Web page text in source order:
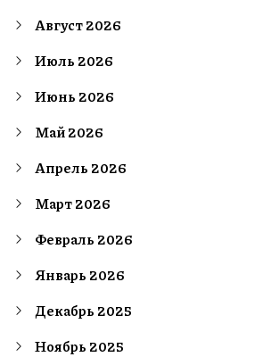
Август 2026
Июль 2026
Июнь 2026
Май 2026
Апрель 2026
Март 2026
Февраль 2026
Январь 2026
Декабрь 2025
Ноябрь 2025